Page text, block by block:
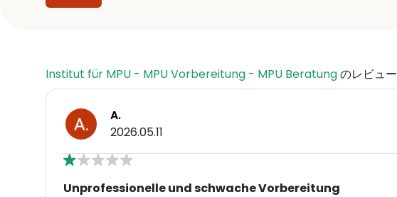
Institut für MPU - MPU Vorbereitung - MPU Beratungのレビュー
A.
2026.05.11
Unprofessionelle und schwache Vorbereitung